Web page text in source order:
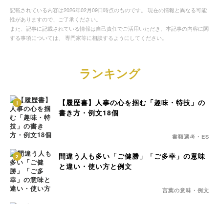
記載されている内容は2026年02月09日時点のものです。 現在の情報と異なる可能
性がありますので、ご了承ください。
また、記事に記載されている情報は自己責任でご活用いただき、本記事の内容に関
する事項については、 専門家等に相談するようにしてください。
ランキング
1
【履歴書】人事の心を掴む「趣味・特技」の
書き方・例文18個
書類選考・ES
2
間違う人も多い「ご健勝」「ご多幸」の意味
と違い・使い方と例文
言葉の意味・例文